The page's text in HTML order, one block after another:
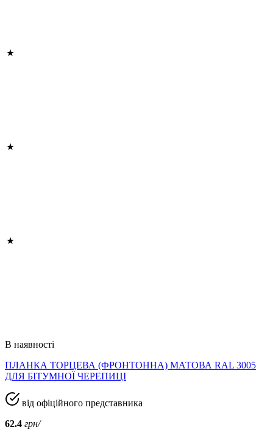
В наявності
ПЛАНКА ТОРЦЕВА (ФРОНТОННА) МАТОВА RAL 3005
ДЛЯ БІТУМНОЇ ЧЕРЕПИЦІ
від офіційного представника
62.4 грн/